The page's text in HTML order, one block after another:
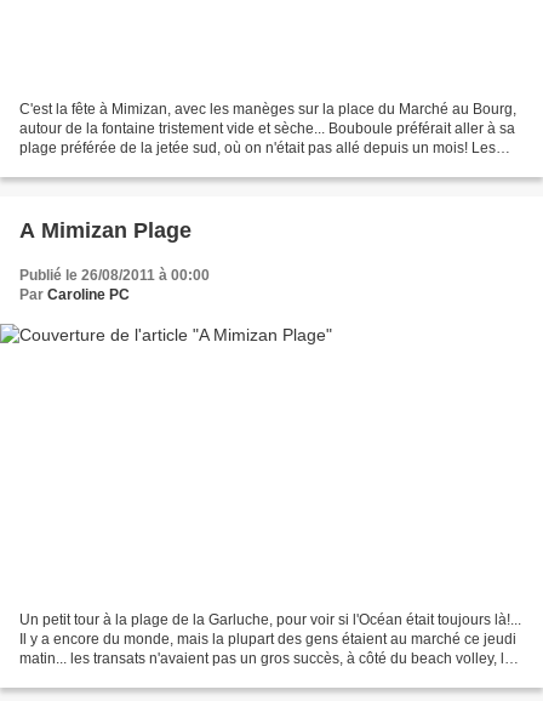
C'est la fête à Mimizan, avec les manèges sur la place du Marché au Bourg,
autour de la fontaine tristement vide et sèche... Bouboule préférait aller à sa
plage préférée de la jetée sud, où on n'était pas allé depuis un mois! Les
A Mimizan Plage
Publié le 26/08/2011 à 00:00
Par Caroline PC
Un petit tour à la plage de la Garluche, pour voir si l'Océan était toujours là!...
Il y a encore du monde, mais la plupart des gens étaient au marché ce jeudi
matin... les transats n'avaient pas un gros succès, à côté du beach volley, le